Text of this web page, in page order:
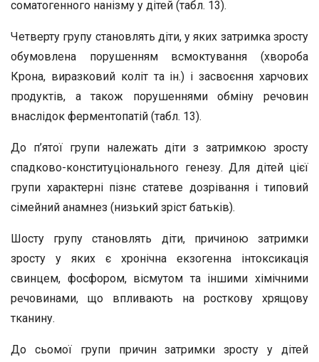
соматогенного нанізму у дітей (табл. 13).
Четверту групу становлять діти, у яких затримка зросту
обумовлена порушенням всмоктування (хвороба
Крона, виразковий коліт та ін.) і засвоєння харчових
продуктів, а також порушеннями обміну речовин
внаслідок ферментопатій (табл. 13).
До п’ятої групи належать діти з затримкою зросту
спадково-конституціонального генезу. Для дітей цієї
групи характерні пізнє статеве дозрівання і типовий
сімейний анамнез (низький зріст батьків).
Шосту групу становлять діти, причиною затримки
зросту у яких є хронічна екзогенна інтоксикація
свинцем, фосфором, вісмутом та іншими хімічними
речовинами, що впливають на росткову хрящову
тканину.
До сьомої групи причин затримки зросту у дітей